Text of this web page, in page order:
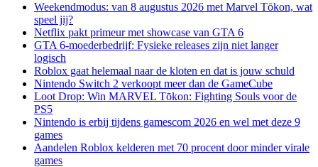
Weekendmodus: van 8 augustus 2026 met Marvel Tōkon, wat
speel jij?
Netflix pakt primeur met showcase van GTA 6
GTA 6-moederbedrijf: Fysieke releases zijn niet langer
logisch
Roblox gaat helemaal naar de kloten en dat is jouw schuld
Nintendo Switch 2 verkoopt meer dan de GameCube
Loot Drop: Win MARVEL Tōkon: Fighting Souls voor de
PS5
Nintendo is erbij tijdens gamescom 2026 en wel met deze 9
games
Aandelen Roblox kelderen met 70 procent door minder virale
games